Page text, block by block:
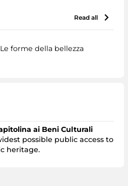
read all
forme della bellezza
ai Beni Culturali
possible public access to
heritage.